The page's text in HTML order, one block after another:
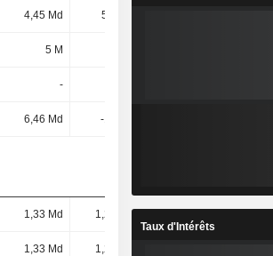
4,45 Md 5,7 Md
5 M
-
6,46 Md -147 M
1,33 Md 1,24 Md
1,33 Md 1,24 Md
Taux d'Intérêts